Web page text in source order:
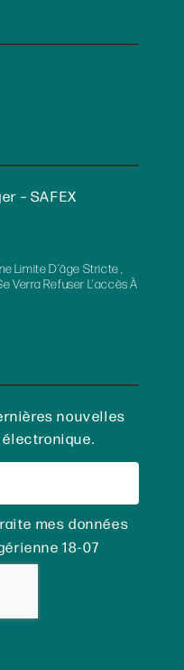
– SAFEX
Limite D’âge Stricte ,
Verra Refuser L’accès À
nouvelles
mes données
18-07